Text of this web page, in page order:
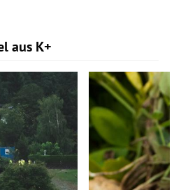
aus K+